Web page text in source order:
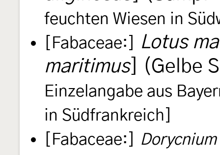
feuchten Wiesen in
[Fabaceae:]
Lotus
maritimus] (Gelbe
Einzelangabe aus
in Südfrankreich]
[Fabaceae:]